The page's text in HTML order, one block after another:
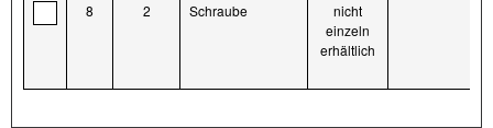
8 2 Schraube
nicht
einzeln
erhältlich